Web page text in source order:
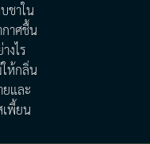
บชาใน
กาศชื้น
งไร
ให้กลิ่น
ยและ
เพี้ยน